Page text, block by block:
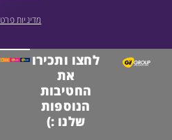
מדיניות פרטיות
לחצו ותכירו
החטיבות
הנוספות
שלנו :)